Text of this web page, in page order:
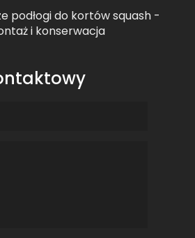
podłogi do kortów squash -
i konserwacja